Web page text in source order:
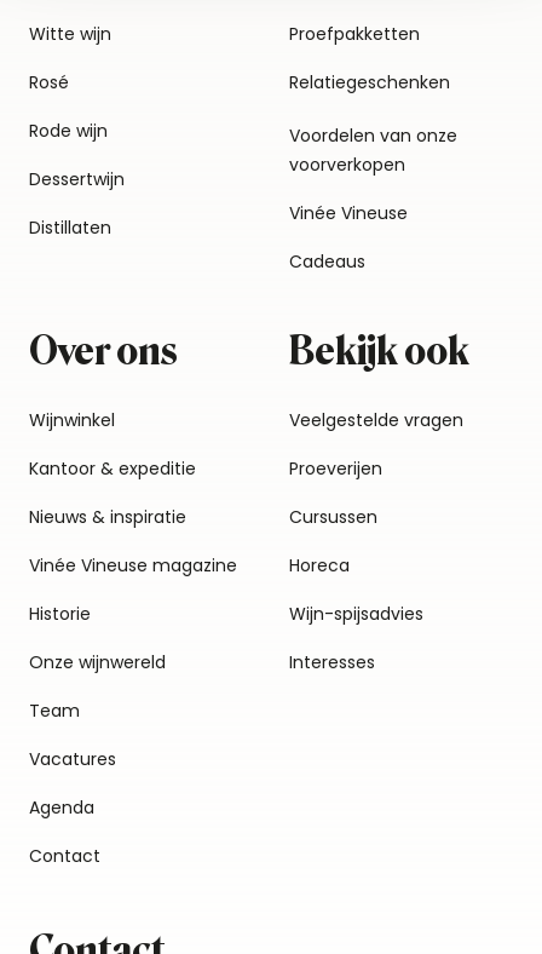
Witte wijn
Rosé
Rode wijn
Dessertwijn
Distillaten
Proefpakketten
Relatiegeschenken
Voordelen van onze
voorverkopen
Vinée Vineuse
Cadeaus
Over ons
Wijnwinkel
Kantoor & expeditie
Nieuws & inspiratie
Vinée Vineuse magazine
Historie
Onze wijnwereld
Team
Vacatures
Agenda
Contact
Bekijk ook
Veelgestelde vragen
Proeverijen
Cursussen
Horeca
Wijn-spijsadvies
Interesses